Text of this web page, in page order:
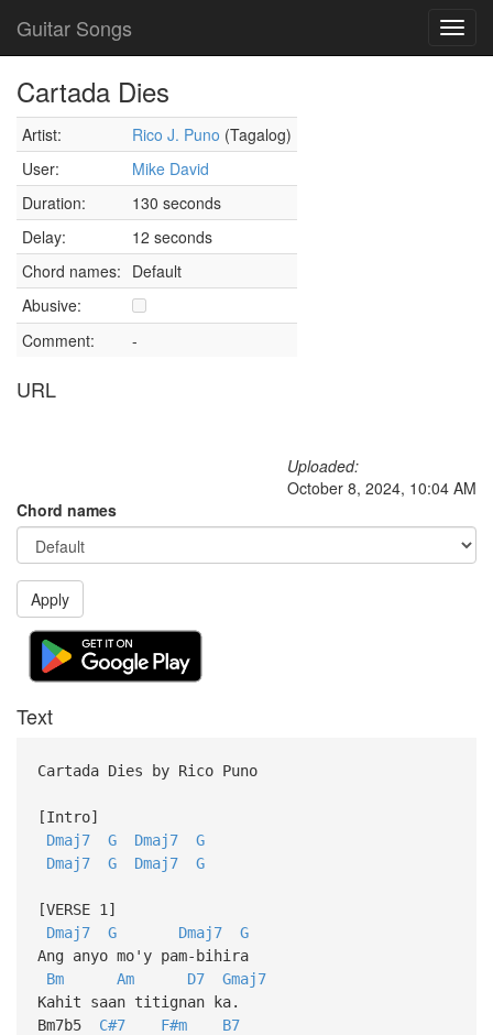
Guitar Songs
Cartada Dies
Artist: Rico J. Puno (Tagalog)
User:
Mike David
Duration:
130 seconds
Delay:
12 seconds
Chord names: Default
Abusive:
Comment:
-
URL
Uploaded:
October 8, 2024, 10:04 AM
Chord names
Apply
Text
Cartada Dies by Rico Puno
[Intro]
Dmaj7
G Dmaj7
G
Dmaj7
G Dmaj7 G
[VERSE 1]
Dmaj7
G Dmaj7
G
Ang anyo mo'y pam-bihira
Bm
Am D7
Gmaj7
Kahit saan titignan ka.
Bm7b5 C#7 F#m
B7